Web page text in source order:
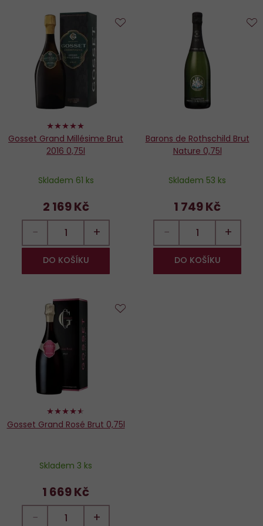
100%
Gosset Grand Millésime Brut
2016 0,75l
Skladem 61 ks
2 169 Kč
− +
DO KOŠÍKU
Barons de Rothschild Brut
Nature 0,75l
Skladem 53 ks
1 749 Kč
− +
DO KOŠÍKU
90%
Gosset Grand Rosé Brut 0,75l
Skladem 3 ks
1 669 Kč
− +